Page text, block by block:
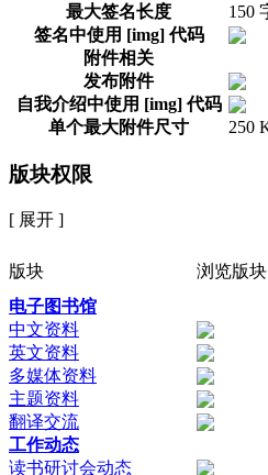
最大签名长度
150
签名中使用 [img] 代码
附件相关
发布附件
自我介绍中使用 [img] 代码
单个最大附件尺寸
250
版块权限
[ 展开 ]
版块 浏览版块
电子图书馆
中文资料
英文资料
多媒体资料
主题资料
翻译交流
工作动态
读书研讨会动态